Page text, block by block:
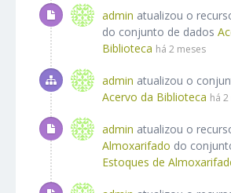
admin atualizou o
do conjunto de dados
Biblioteca há 2 meses
admin atualizou o
Acervo da Biblioteca há
admin atualizou o
Almoxarifado do
Estoques de